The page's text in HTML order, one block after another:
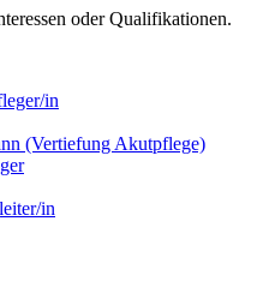
oder Qualifikationen.
in
(Vertiefung Akutpflege)
in